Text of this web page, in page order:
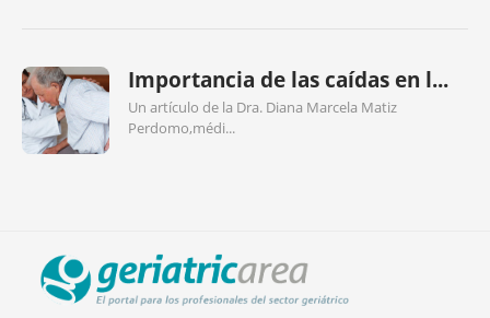
Importancia de las caídas en l...
Un artículo de la Dra. Diana Marcela Matiz
Perdomo,médi...